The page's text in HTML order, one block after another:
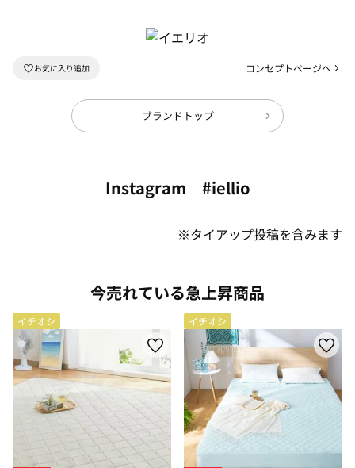
コンセプトページへ
ブランドトップ
Instagram #iellio
※タイアップ投稿を含みます
今売れている急上昇商品
イチオシ イチオシ